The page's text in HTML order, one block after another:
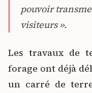
pouvoir
visiteurs ».
Les travaux de
forage ont déjà
un carré de